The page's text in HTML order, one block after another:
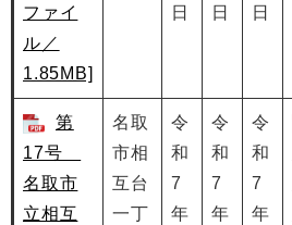
ファイ
ル／
1.85MB]
日
日
日
第
17号
名取市
立相互
名取
市相
互台
一丁
令
和
7
年
令
和
7
年
令
和
7
年